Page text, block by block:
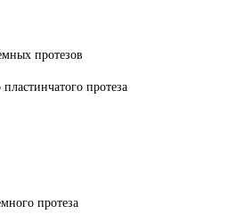
протезов
протеза
протеза